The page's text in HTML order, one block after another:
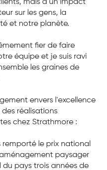
mais a un impact
sur les gens, la
et notre planète.
fier de faire
équipe et je suis ravi
les graines de
envers l'excellence
réalisations
chez Strathmore :
remporté le prix national
paysager
du pays trois années de